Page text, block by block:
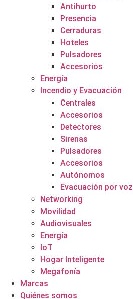
Antihurto
Presencia
Cerraduras
Hoteles
Pulsadores
Accesorios
Energía
Incendio y Evacuación
Centrales
Accesorios
Detectores
Sirenas
Pulsadores
Accesorios
Autónomos
Evacuación por voz
Networking
Movilidad
Audiovisuales
Energía
IoT
Hogar Inteligente
Megafonía
Marcas
Quiénes somos